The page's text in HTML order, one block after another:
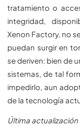
tratamiento o
integridad,
Xenon Factory, no
puedan surgir en
se deriven: bien de
sistemas, de tal
impedirlo, aun
de la tecnología
Última